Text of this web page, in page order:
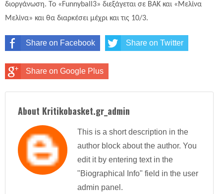
διοργάνωση. Το «Funnyball3» διεξάγεται σε ΒΑΚ και «Μελίνα
Μελίνα» και θα διαρκέσει μέχρι και τις 10/3.
Share on Facebook Share on Twitter
Share on Google Plus
About Kritikobasket.gr_admin
This is a short description in the
author block about the author. You
edit it by entering text in the
"Biographical Info" field in the user
admin panel.